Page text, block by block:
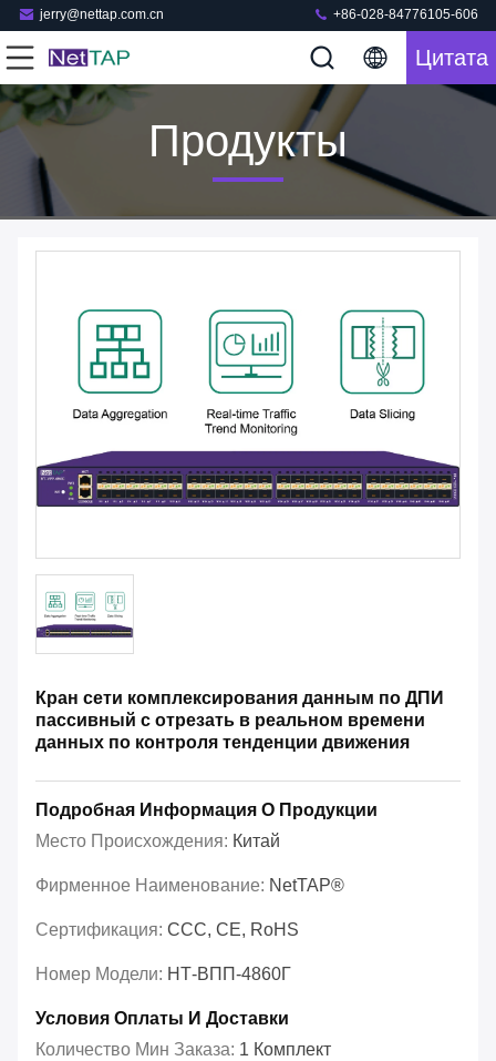
jerry@nettap.com.cn +86-028-84776105-606
Цитата
Продукты
Кран сети комплексирования данным по ДПИ
пассивный с отрезать в реальном времени
данных по контроля тенденции движения
Подробная Информация О Продукции
Место Происхождения: Китай
Фирменное Наименование: NetTAP®
Сертификация: CCC, CE, RoHS
Номер Модели: НТ-ВПП-4860Г
Условия Оплаты И Доставки
Количество Мин Заказа: 1 Комплект